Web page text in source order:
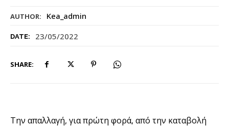
AUTHOR: Kea_admin
DATE: 23/05/2022
SHARE:
Την απαλλαγή, για πρώτη φορά, από την καταβολή